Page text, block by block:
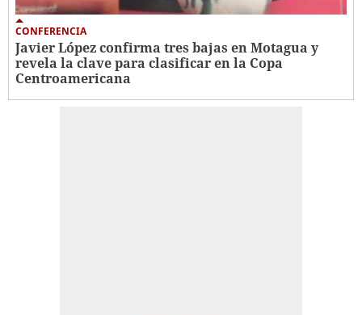
CONFERENCIA
Javier López confirma tres bajas en Motagua y
revela la clave para clasificar en la Copa
Centroamericana